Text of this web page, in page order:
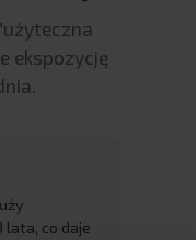
ekspozycję
co daje